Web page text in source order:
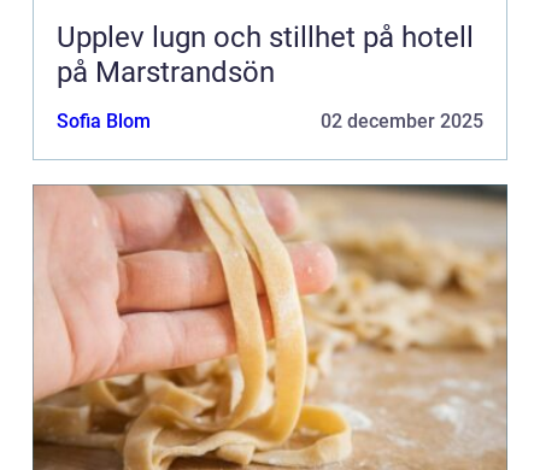
Upplev lugn och stillhet på hotell
på Marstrandsön
Sofia Blom 02 december 2025